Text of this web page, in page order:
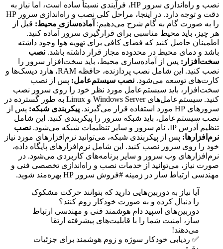
نصب و راه‌اندازی سرور HP، فرآیندی نسبتاً ساده است، اما نیاز به
دقت و توجه دارد. در اینجا، مراحل کلی نصب و راه‌اندازی سرور HP
را به صورت گام به گام شرح می‌دهیم: آماده‌سازی محیط: قبل از
هر چیز، باید محیط مناسبی برای قرارگیری سرور آماده کنید.
اطمینان حاصل کنید که فضای کافی برای تهویه هوا وجود داشته
باشد و دمای محیط در محدوده مجاز قرار داشته باشد. نصب
سخت‌افزار: پس از آماده‌سازی محیط، باید سخت‌افزار سرور را
نصب کنید. این شامل نصب پردازنده، حافظه RAM، هارد دیسک‌ها و
کارت‌های توسعه می‌شود. نصب سیستم‌عامل: پس از نصب
سخت‌افزار، باید سیستم‌عامل مورد نظر خود را روی سرور نصب
کنید. سیستم‌عامل‌های Windows Server و Linux به طور گسترده در
سرورهای HP مورد استفاده قرار می‌گیرند.
پیکربندی شبکه: پس از
نصب سیستم‌عامل، باید شبکه سرور را پیکربندی کنید. این شامل
تنظیم آدرس IP، نام سرور و سایر تنظیمات شبکه می‌شود.
نصب
نرم‌افزارها: پس از پیکربندی شبکه، می‌توانید نرم‌افزارهای مورد نیاز
خود را روی سرور نصب کنید. این شامل نرم‌افزارهای پایگاه داده،
نرم‌افزارهای وب سرور و سایر برنامه‌های کاربردی می‌شود. در
صورت نیاز، می‌توانید از خدمات نصب و راه‌اندازی تخصصی فنی و
مهندسی ارتباط ساز در زمینه #فروش سرور HP بهره‌مند شوید.
آیا نیاز به دوربین‌هایی دارید که بتوانند حرکت مشکوک
را دنبال کرده و به صورت خودکار زوم کنند؟
دوربین‌های اسپید دام هوشمند فنی و مهندسی ارتباط
ساز، امنیت شما را با قابلیت‌های پیشرفته ارتقا
می‌دهند!
✅ ردیابی خودکار سوژه و زوم هوشمند برای جزئیات